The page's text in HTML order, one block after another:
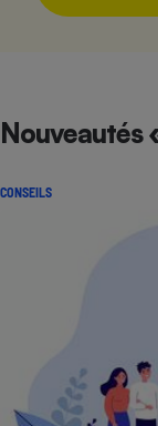
Nouveautés
CONSEILS